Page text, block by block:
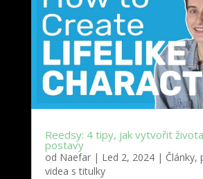
Reedsy: 4 tipy, jak vytvořit
postavy
od Naefar| Led 2, 2024| Články,
videa s titulky